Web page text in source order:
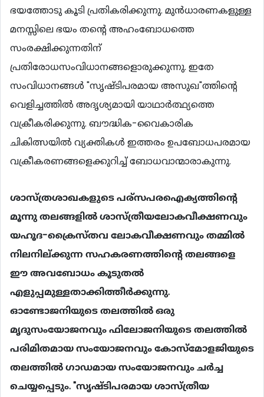
ഭയത്തോടു കൂടി പ്രതികരിക്കുന്നു. മുന്‍ധാരണകളുള്ള
മനസ്സിലെ ഭയം തന്‍റെ അഹംബോധത്തെ
സംരക്ഷിക്കുന്നതിന്
പ്രതിരോധസംവിധാനങ്ങളൊരുക്കുന്നു. ഇതേ
സംവിധാനങ്ങള്‍ "സൃഷ്ടിപരമായ അസുഖ"ത്തിന്‍റെ
വെളിച്ചത്തില്‍ അദൃശ്യമായി യാഥാര്‍ത്ഥ്യത്തെ
വക്രീകരിക്കുന്നു. ബൗദ്ധിക-വൈകാരിക
ചികിത്സയില്‍ വ്യക്തികള്‍ ഇത്തരം ഉപബോധപരമായ
വക്രീകരണങ്ങളെക്കുറിച്ച് ബോധവാന്മാരാകുന്നു.
ശാസ്ത്രശാഖകളുടെ പര്സപരഐക്യത്തിന്‍റെ
മൂന്നു തലങ്ങളില്‍ ശാസ്ത്രീയലോകവീക്ഷണവും
യഹൂദ-ക്രൈസ്തവ ലോകവീക്ഷണവും തമ്മില്‍
നിലനില്ക്കുന്ന സഹകരണത്തിന്‍റെ തലങ്ങളെ
ഈ അവബോധം കൂടുതല്‍
എളുപ്പമുള്ളതാക്കിത്തീര്‍ക്കുന്നു.
ഓണ്ടോജനിയുടെ തലത്തില്‍ ഒരു
മൃദുസംയോജനവും ഫിലോജനിയുടെ തലത്തില്‍
പരിമിതമായ സംയോജനവും കോസ്മോളജിയുടെ
തലത്തില്‍ ഗാഡമായ സംയോജനവും ചര്‍ച്ച
ചെയ്യപ്പെടും. "സൃഷ്ടിപരമായ ശാസ്ത്രീയ